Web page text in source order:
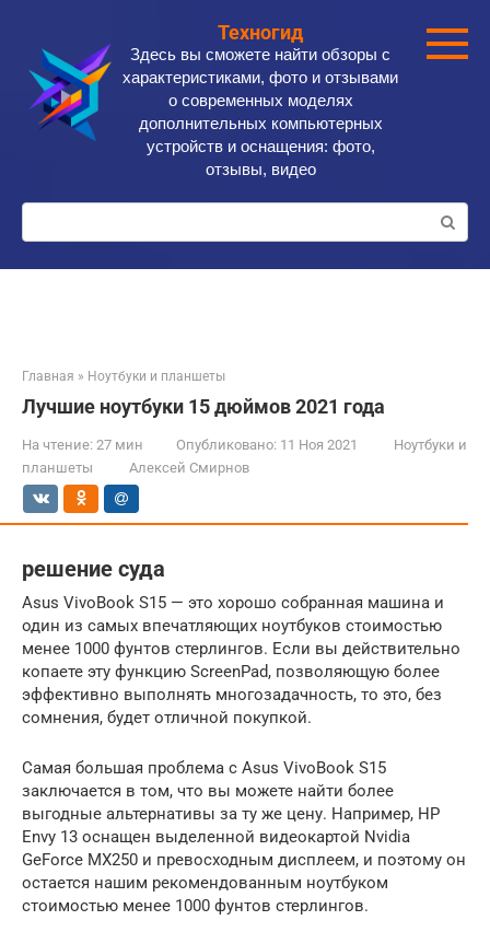
контенту
Техногид
Здесь вы сможете найти обзоры с
характеристиками, фото и отзывами
о современных моделях
дополнительных компьютерных
устройств и оснащения: фото,
отзывы, видео
Поиск:
Главная » Ноутбуки и планшеты
Лучшие ноутбуки 15 дюймов 2021 года
На чтение: 27 мин Опубликовано: 11 Ноя 2021
Ноутбуки и
планшеты
Алексей Смирнов
решение суда
Asus VivoBook S15 — это хорошо собранная машина и
один из самых впечатляющих ноутбуков стоимостью
менее 1000 фунтов стерлингов. Если вы действительно
копаете эту функцию ScreenPad, позволяющую более
эффективно выполнять многозадачность, то это, без
сомнения, будет отличной покупкой.
Самая большая проблема с Asus VivoBook S15
заключается в том, что вы можете найти более
выгодные альтернативы за ту же цену. Например, HP
Envy 13 оснащен выделенной видеокартой Nvidia
GeForce MX250 и превосходным дисплеем, и поэтому он
остается нашим рекомендованным ноутбуком
стоимостью менее 1000 фунтов стерлингов.